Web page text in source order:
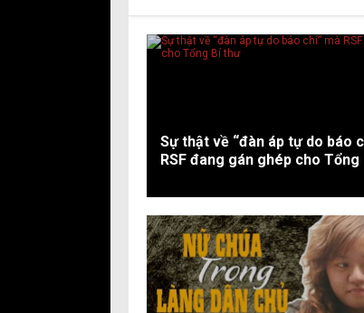
Sự thật về “đàn áp tự do báo
RSF đang gán ghép cho Tổng